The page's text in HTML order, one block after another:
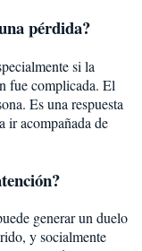
pérdida?
si la
fue complicada. El
Es una respuesta
ir acompañada de
generar un duelo
y socialmente